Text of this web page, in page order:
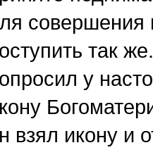
совершения
так
у
взял икону и